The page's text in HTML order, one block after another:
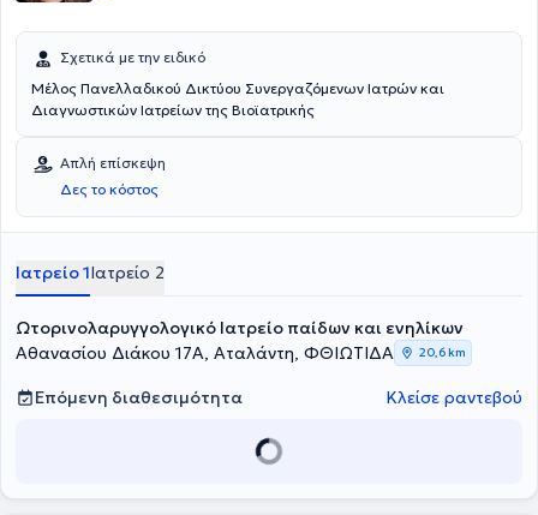
Σχετικά με την ειδικό
Μέλος Πανελλαδικού Δικτύου Συνεργαζόμενων Ιατρών και
Διαγνωστικών Ιατρείων της Βιοϊατρικής
Απλή επίσκεψη
Δες το κόστος
Ιατρείο 1Ιατρείο 2
Ωτορινολαρυγγολογικό Ιατρείο παίδων και ενηλίκων
Αθανασίου Διάκου 17Α, Αταλάντη, ΦΘΙΩΤΙΔΑ
20,6 km
Επόμενη διαθεσιμότητα Κλείσε ραντεβού